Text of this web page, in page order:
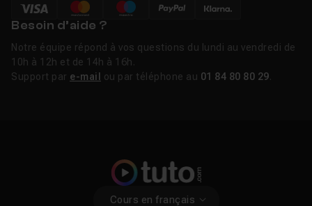
Besoin d’aide ?
Notre équipe répond à vos questions du lundi au vendredi de
10h à 12h et de 14h à 16h.
Support par e-mail ou par téléphone au 01 84 80 80 29
Cours en français